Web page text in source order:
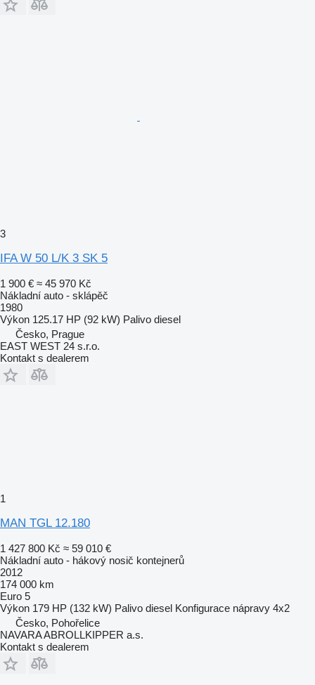
3
IFA W 50 L/K 3 SK 5
1 900 € ≈ 45 970 Kč
Nákladní auto - sklápěč
1980
Výkon 125.17 HP (92 kW) Palivo diesel
Česko, Prague
EAST WEST 24 s.r.o.
Kontakt s dealerem
1
MAN TGL 12.180
1 427 800 Kč ≈ 59 010 €
Nákladní auto - hákový nosič kontejnerů
2012
174 000 km
Euro 5
Výkon 179 HP (132 kW) Palivo diesel Konfigurace nápravy 4x2
Česko, Pohořelice
NAVARA ABROLLKIPPER a.s.
Kontakt s dealerem